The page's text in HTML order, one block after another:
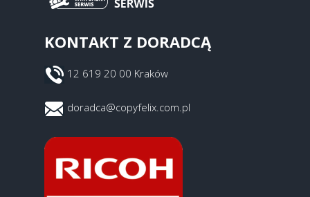
KONTAKT Z DORADCĄ
12 619 20 00 Kraków
doradca@copyfelix.com.pl